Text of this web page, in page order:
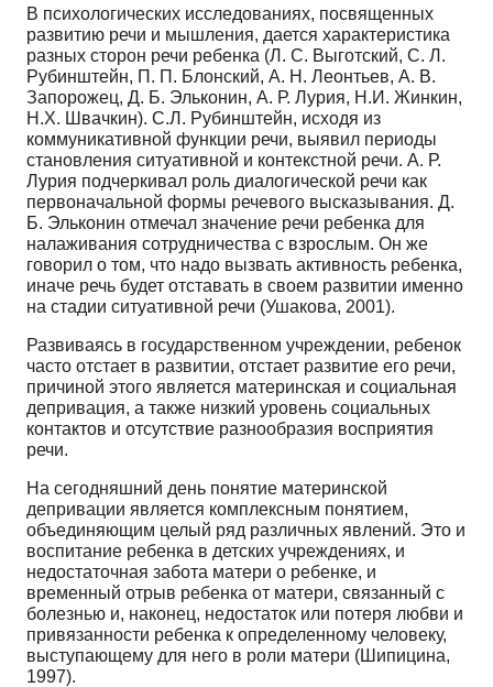
В психологических исследованиях, посвященных
развитию речи и мышления, дается характеристика
разных сторон речи ребенка (Л. С. Выготский, С. Л.
Рубинштейн, П. П. Блонский, А. Н. Леонтьев, А. В.
Запорожец, Д. Б. Эльконин, А. Р. Лурия, Н.И. Жинкин,
Н.Х. Швачкин). С.Л. Рубинштейн, исходя из
коммуникативной функции речи, выявил периоды
становления ситуативной и контекстной речи. А. Р.
Лурия подчеркивал роль диалогической речи как
первоначальной формы речевого высказывания. Д.
Б. Эльконин отмечал значение речи ребенка для
налаживания сотрудничества с взрослым. Он же
говорил о том, что надо вызвать активность ребенка,
иначе речь будет отставать в своем развитии именно
на стадии ситуативной речи (Ушакова, 2001).
Развиваясь в государственном учреждении, ребенок
часто отстает в развитии, отстает развитие его речи,
причиной этого является материнская и социальная
депривация, а также низкий уровень социальных
контактов и отсутствие разнообразия восприятия
речи.
На сегодняшний день понятие материнской
депривации является комплексным понятием,
объединяющим целый ряд различных явлений. Это и
воспитание ребенка в детских учреждениях, и
недостаточная забота матери о ребенке, и
временный отрыв ребенка от матери, связанный с
болезнью и, наконец, недостаток или потеря любви и
привязанности ребенка к определенному человеку,
выступающему для него в роли матери (Шипицина,
1997).